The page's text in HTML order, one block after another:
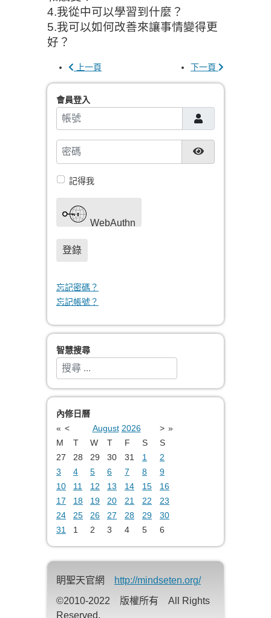
4.我從中可以學習到什麼？
5.我可以如何改善來讓事情變得更
好？
上一頁 下一頁
會員登入
帳號
密碼 顯示密碼
記得我
WebAuthn
登錄
忘記密碼？
忘記帳號？
智慧搜尋
搜索
內修日曆
« < August 2026 > »
M
T W T F S
S
27
28 29 30 31 1
2
3
4 5 6 7 8
9
10
11 12 13 14 15
16
17
18 19 20 21 22
23
24
25 26 27 28 29
30
31
1 2 3 4 5 6
眀聖天官網
http://mindseten.org/
©2010-2022 版權所有 All Rights
Reserved.